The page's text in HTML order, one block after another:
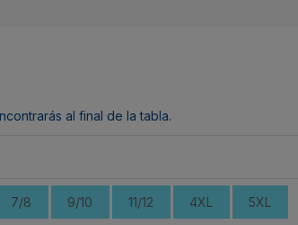
al final de la tabla.
7/8 9/10 11/12 4XL 5XL